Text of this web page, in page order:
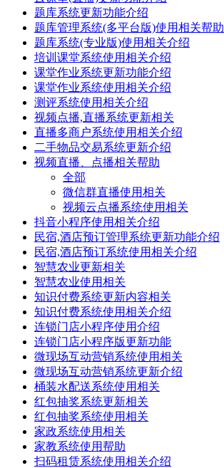
题库系统更新功能介绍
题库管理系统(多平台版)使用相关帮助
题库系统(专业版)使用相关介绍
培训课堂系统使用相关介绍
课堂作业系统更新功能介绍
课堂作业系统使用相关介绍
测评系统使用相关介绍
视频点播,直播系统更新相关
直播多商户系统使用相关介绍
二手物品交易系统更新介绍
视频直播、点播相关帮助
全部
微信群直播使用相关
视频云点播系统使用相关
抖音小程序使用相关介绍
民宿,酒店预订管理系统更新功能介绍
民宿,酒店预订系统使用相关介绍
智慧农业更新相关
智慧农业使用相关
知识付费系统更新内容相关
知识付费系统使用相关介绍
连锁门店小程序使用介绍
连锁门店小程序版更新功能
微现场互动营销系统使用相关
微现场互动营销系统更新介绍
桶装水配送系统使用相关
红包抽奖系统更新相关
红包抽奖系统使用相关
家政系统使用相关
家教系统使用帮助
扫码租赁系统使用相关介绍